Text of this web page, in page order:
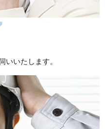
の水漏れ修理依頼を受け
所蛇口の修理依頼を受
覧はこちら
いいたします。